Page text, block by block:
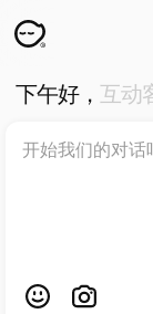
WKUN
下午好， 互动